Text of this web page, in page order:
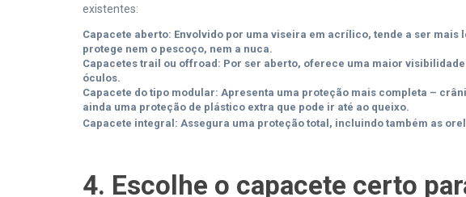
existentes:
Capacete aberto: Envolvido por uma viseira em acrílico, tende a ser mais
protege nem o pescoço, nem a nuca.
Capacetes trail ou offroad: Por ser aberto, oferece uma maior
óculos.
Capacete do tipo modular: Apresenta uma proteção mais completa –
ainda uma proteção de plástico extra que pode ir até ao queixo.
Capacete integral: Assegura uma proteção total, incluindo também as
4. Escolhe o capacete certo